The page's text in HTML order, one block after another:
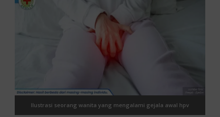
Ilustrasi seorang wanita yang mengalami gejala awal hpv